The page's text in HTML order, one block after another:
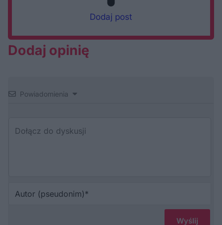
Dodaj post
Dodaj opinię
Powiadomienia